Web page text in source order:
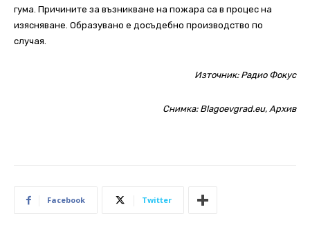
гума. Причините за възникване на пожара са в процес на
изясняване. Образувано е досъдебно производство по
случая.
Източник: Радио Фокус
Снимка: Blagoevgrad.eu, Архив
Facebook Twitter